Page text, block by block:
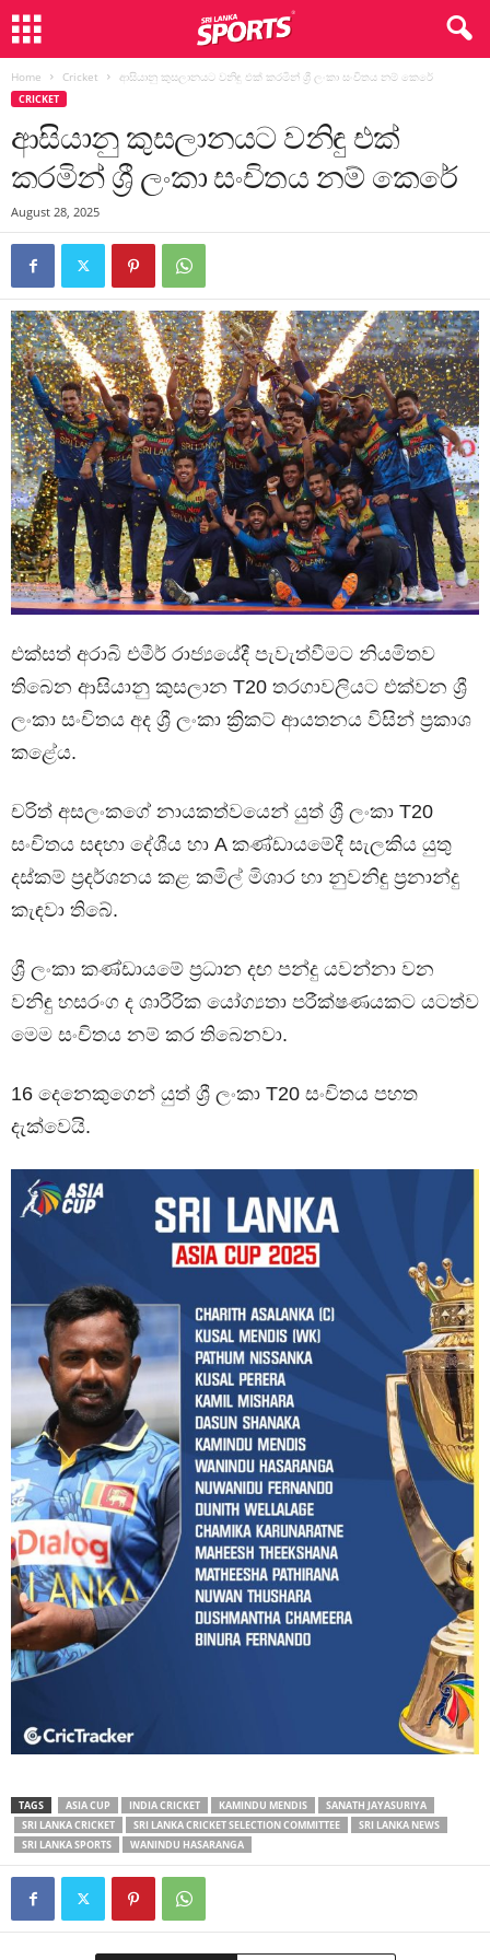
Home Cricket ආසියානු කුසලානයට වනිඳු එක් කරමින් ශ්‍රී ලංකා සංචිතය නම් කෙරේ
CRICKET
ආසියානු කුසලානයට වනිඳු එක්
කරමින් ශ්‍රී ලංකා සංචිතය නම් කෙරේ
August 28, 2025
එක්සත් අරාබි එමීර් රාජ්‍යයේදී පැවැත්වීමට නියමිතව
තිබෙන ආසියානු කුසලාන T20 තරගාවලියට එක්වන ශ්‍රී
ලංකා සංචිතය අද ශ්‍රී ලංකා ක්‍රිකට් ආයතනය විසින් ප්‍රකාශ
කළේය.
චරිත් අසලංකගේ නායකත්වයෙන් යුත් ශ්‍රී ලංකා T20
සංචිතය සඳහා දේශීය හා A කණ්ඩායමේදී සැලකිය යුතු
දස්කම් ප්‍රදර්ශනය කළ කමිල් මිශාර හා නුවනිඳු ප්‍රනාන්දු
කැඳවා තිබේ.
ශ්‍රී ලංකා කණ්ඩායමේ ප්‍රධාන දඟ පන්දු යවන්නා වන
වනිඳු හසරංග ද ශාරීරික යෝග්‍යතා පරීක්ෂණයකට යටත්ව
මෙම සංචිතය නම් කර තිබෙනවා.
16 දෙනෙකුගෙන් යුත් ශ්‍රී ලංකා T20 සංචිතය පහත
දැක්වෙයි.
TAGS ASIA CUP INDIA CRICKET KAMINDU MENDIS
SANATH JAYASURIYA
SRI LANKA CRICKET
SRI LANKA CRICKET SELECTION COMMITTEE
SRI LANKA NEWS
SRI LANKA SPORTS
WANINDU HASARANGA